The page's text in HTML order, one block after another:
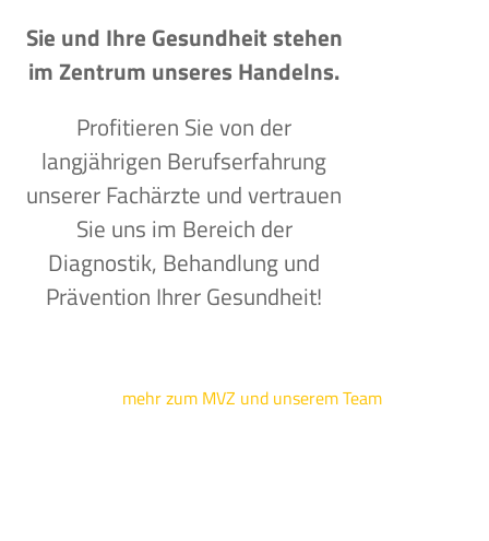
Sie und Ihre Gesundheit stehen
im Zentrum unseres Handelns.
Profitieren Sie von der
langjährigen Berufserfahrung
unserer Fachärzte und vertrauen
Sie uns im Bereich der
Diagnostik, Behandlung und
Prävention Ihrer Gesundheit!
mehr zum MVZ und unserem Team